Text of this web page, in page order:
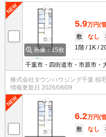
画像：15枚
5.9万円(
敷
なし
1階
1K
千葉市・四街道市・市原市・
ウンハウジング稲毛店にお任
株式会社タウンハウジング千葉 稲
情報更新日 2026/08/09
6.2万円(
敷
なし